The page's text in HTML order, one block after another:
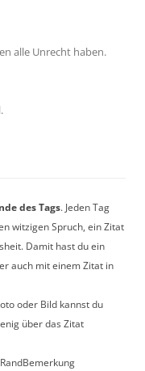
alle Unrecht haben.
des Tags. Jeden Tag
witzigen Spruch, ein Zitat
Damit hast du ein
auch mit einem Zitat in
oder Bild kannst du
über das Zitat